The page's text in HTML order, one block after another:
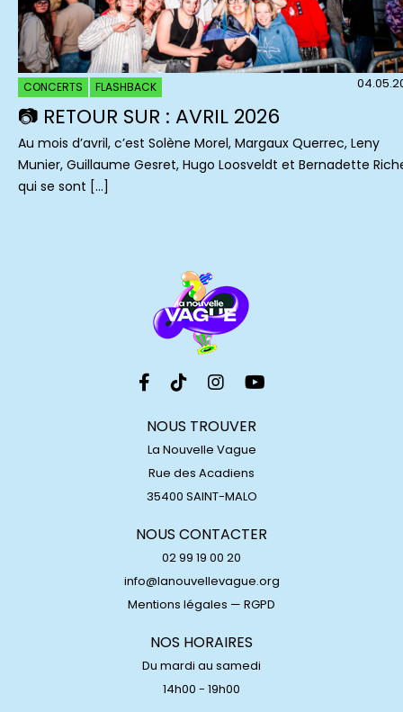
CONCERTS FLASHBACK
📷 RETOUR SUR : AVRIL 2026
Au mois d’avril, c’est Solène Morel, Margaux Querrec, Leny
Munier, Guillaume Gesret, Hugo Loosveldt et Bernadette
qui se sont […]
NOUS TROUVER
La Nouvelle Vague
Rue des Acadiens
35400 SAINT-MALO
NOUS CONTACTER
02 99 19 00 20
info@lanouvellevague.org
Mentions légales — RGPD
NOS HORAIRES
Du mardi au samedi
14h00 - 19h00